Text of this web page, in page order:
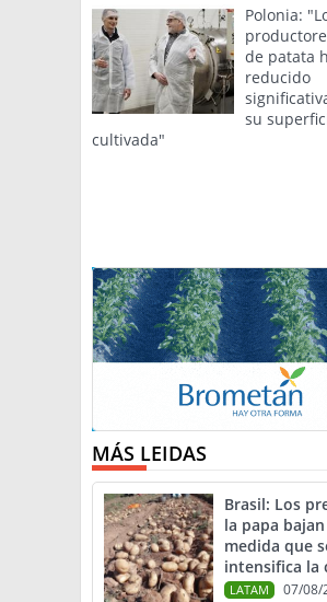
Polonia:
de patata
reducido
su
cultivada"
MÁS LEIDAS
Brasil: Los
la papa bajan
medida que
intensifica la
LATAM 07/08/